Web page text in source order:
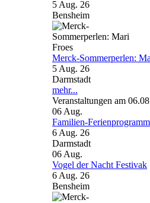
5 Aug. 26
Bensheim
Merck-Sommerperlen:
5 Aug. 26
Darmstadt
mehr...
Veranstaltungen am
06 Aug.
Familien-Ferienprogramm
6 Aug. 26
Darmstadt
06 Aug.
Vogel der Nacht Festivak
6 Aug. 26
Bensheim